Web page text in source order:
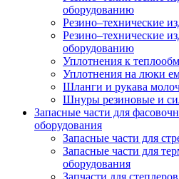
оборудованию
Резино–технические
Резино–технические
оборудованию
Уплотнения к
Уплотнения на люки
Шланги и рукава
Шнуры резиновые и
Запасные части для
оборудования
Запасные части для
Запасные части для
оборудования
Запчасти для степлеров